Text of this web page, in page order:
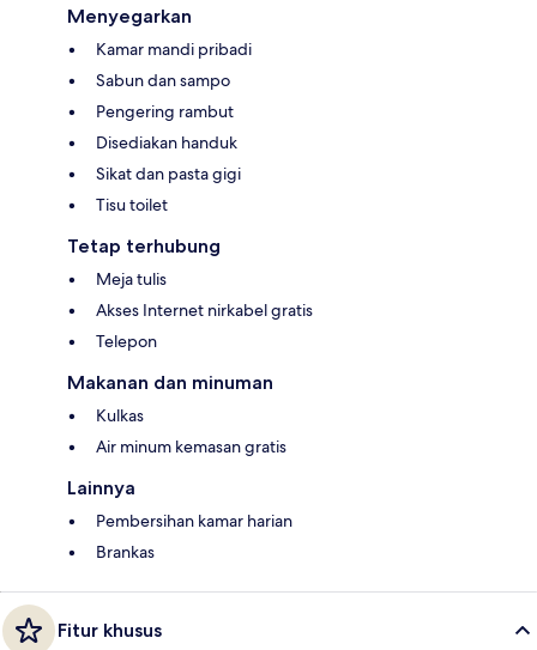
Menyegarkan
Kamar mandi pribadi
Sabun dan sampo
Pengering rambut
Disediakan handuk
Sikat dan pasta gigi
Tisu toilet
Tetap terhubung
Meja tulis
Akses Internet nirkabel gratis
Telepon
Makanan dan minuman
Kulkas
Air minum kemasan gratis
Lainnya
Pembersihan kamar harian
Brankas
Fitur khusus